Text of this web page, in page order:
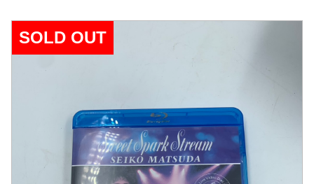
SOLD OUT